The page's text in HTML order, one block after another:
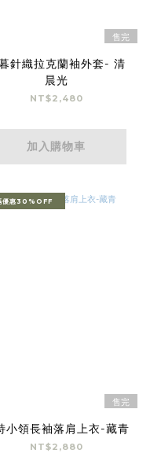
售完
針織拉克蘭袖外套- 清
晨光
NT$2,480
加入購物車
優惠30%OFF
售完
小領長袖落肩上衣-藏青
NT$2,880